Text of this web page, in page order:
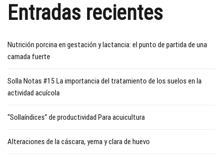
Entradas recientes
Nutrición porcina en gestación y lactancia: el punto de partida de una
camada fuerte
Solla Notas #15 La importancia del tratamiento de los suelos en la
actividad acuícola
“Sollaíndices” de productividad Para acuicultura
Alteraciones de la cáscara, yema y clara de huevo